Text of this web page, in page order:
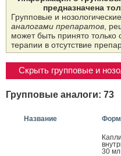
предназначена
Групповые и
аналогами препаратов,
может быть принято
терапии в отсутствие
Скрыть групповые и
Групповые аналоги: 73
Название
30 мл